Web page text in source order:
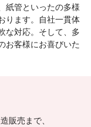
紙管といったの多様
ります。自社一貫体
な対応。そして、多
お客様にお喜びいた
販売まで、